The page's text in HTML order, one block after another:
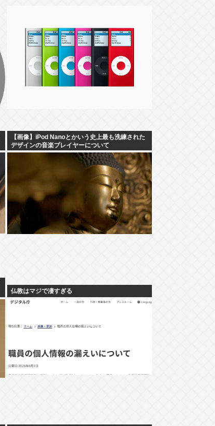
【画像】iPod Nanoとかいう史上最も洗練された
デザインの音楽プレイヤーについて
仏教はマジで凄すぎる